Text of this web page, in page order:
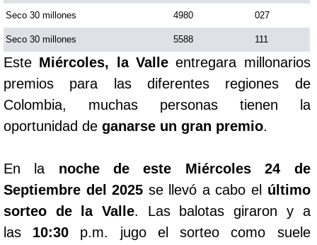
Seco 30 millones 4980 027
Seco 30 millones 5588 111
Este Miércoles, la Valleentregara millonarios
premios para las diferentes regiones de
Colombia, muchas personas tienen la
oportunidad de ganarse un gran premio.
En la noche de este Miércoles 24 de
Septiembre del 2025 se llevó a cabo el último
sorteo de la Valle. Las balotas giraron y a
las 10:30 p.m. jugo el sorteo como suele